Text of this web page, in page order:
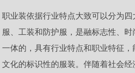
职业装依据行业特点大致可以分为四
服、工装和防护服，是融标志性、
一体的，具有行业特点和职业特征
文化的标识性的服装。伴随着社会